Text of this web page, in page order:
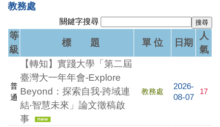
教務處
關鍵字搜尋
等
級
標 題 單 位 日期
人
氣
普
通
【轉知】實踐大學「第二屆
臺灣大一年年會-Explore
Beyond：探索自我‧跨域連
結‧智慧未來」論文徵稿啟
事
教務處
2026-
08-07
17